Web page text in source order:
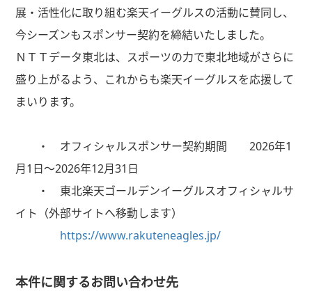
展・活性化に取り組む楽天イーグルスの活動に賛同し、
今シーズンもスポンサー契約を締結いたしました。
ＮＴＴデータ東北は、スポーツの力で東北地域がさらに
盛り上がるよう、これからも楽天イーグルスを応援して
まいります。
・ オフィシャルスポンサー契約期間 2026年1
月1日～2026年12月31日
・ 東北楽天ゴールデンイーグルスオフィシャルサ
イト（外部サイトへ移動します）
https://www.rakuteneagles.jp/
本件に関するお問い合わせ先